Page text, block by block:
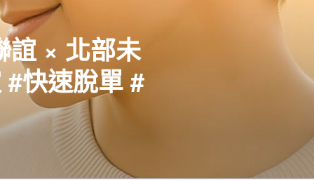
誼 × 北部未
快速脫單 #